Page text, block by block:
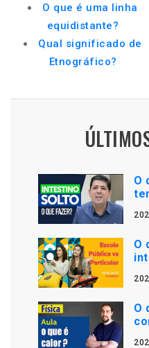
O que é uma linha
equidistante?
Qual significado de
Etnográfico?
O
O
O